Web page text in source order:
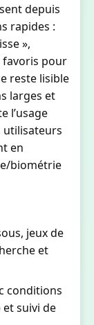
depuis
rapides :
»,
favoris pour
reste lisible
larges et
l’usage
utilisateurs
en
biométrie
jeux de
et
conditions
et suivi de